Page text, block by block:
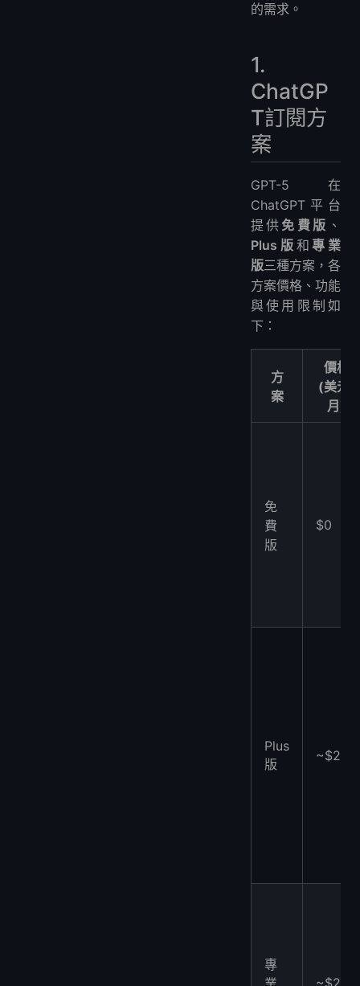
的需求。
1.
ChatGP
T訂閱方
案
GPT-5在
ChatGPT平台
提供免費版 、
Plus版 和專業
版三種方案，各
方案價格、功能
與使用限制如
下：
方
案
價格
(美元/
月)
免
費
版
$0
Plus
版
~$20
專
~$200